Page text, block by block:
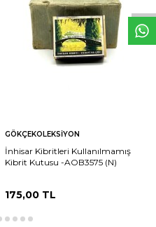
GÖKÇEKOLEKSIYON
İnhisar Kibritleri Kullanılmamış
Kibrit Kutusu -AOB3575 (N)
175,00TL